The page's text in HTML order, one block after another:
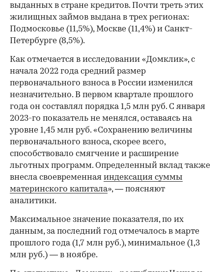
выданных в стране кредитов. Почти треть этих
жилищных займов выдана в трех регионах:
Подмосковье (11,5%), Москве (11,4%) и Санкт-
Петербурге (8,5%).
Как отмечается в исследовании «Домклик», с
начала 2022 года средний размер
первоначального взноса в России изменился
незначительно. В первом квартале прошлого
года он составлял порядка 1,5 млн руб. С января
2023-го показатель не менялся, оставаясь на
уровне 1,45 млн руб. «Сохранению величины
первоначального взноса, скорее всего,
способствовало смягчение и расширение
льготных программ. Определенный вклад также
внесла своевременная индексация суммы
материнского капитала», — поясняют
аналитики.
Максимальное значение показателя, по их
данным, за последний год отмечалось в марте
прошлого года (1,7 млн руб.), минимальное (1,3
млн руб.) — в ноябре.